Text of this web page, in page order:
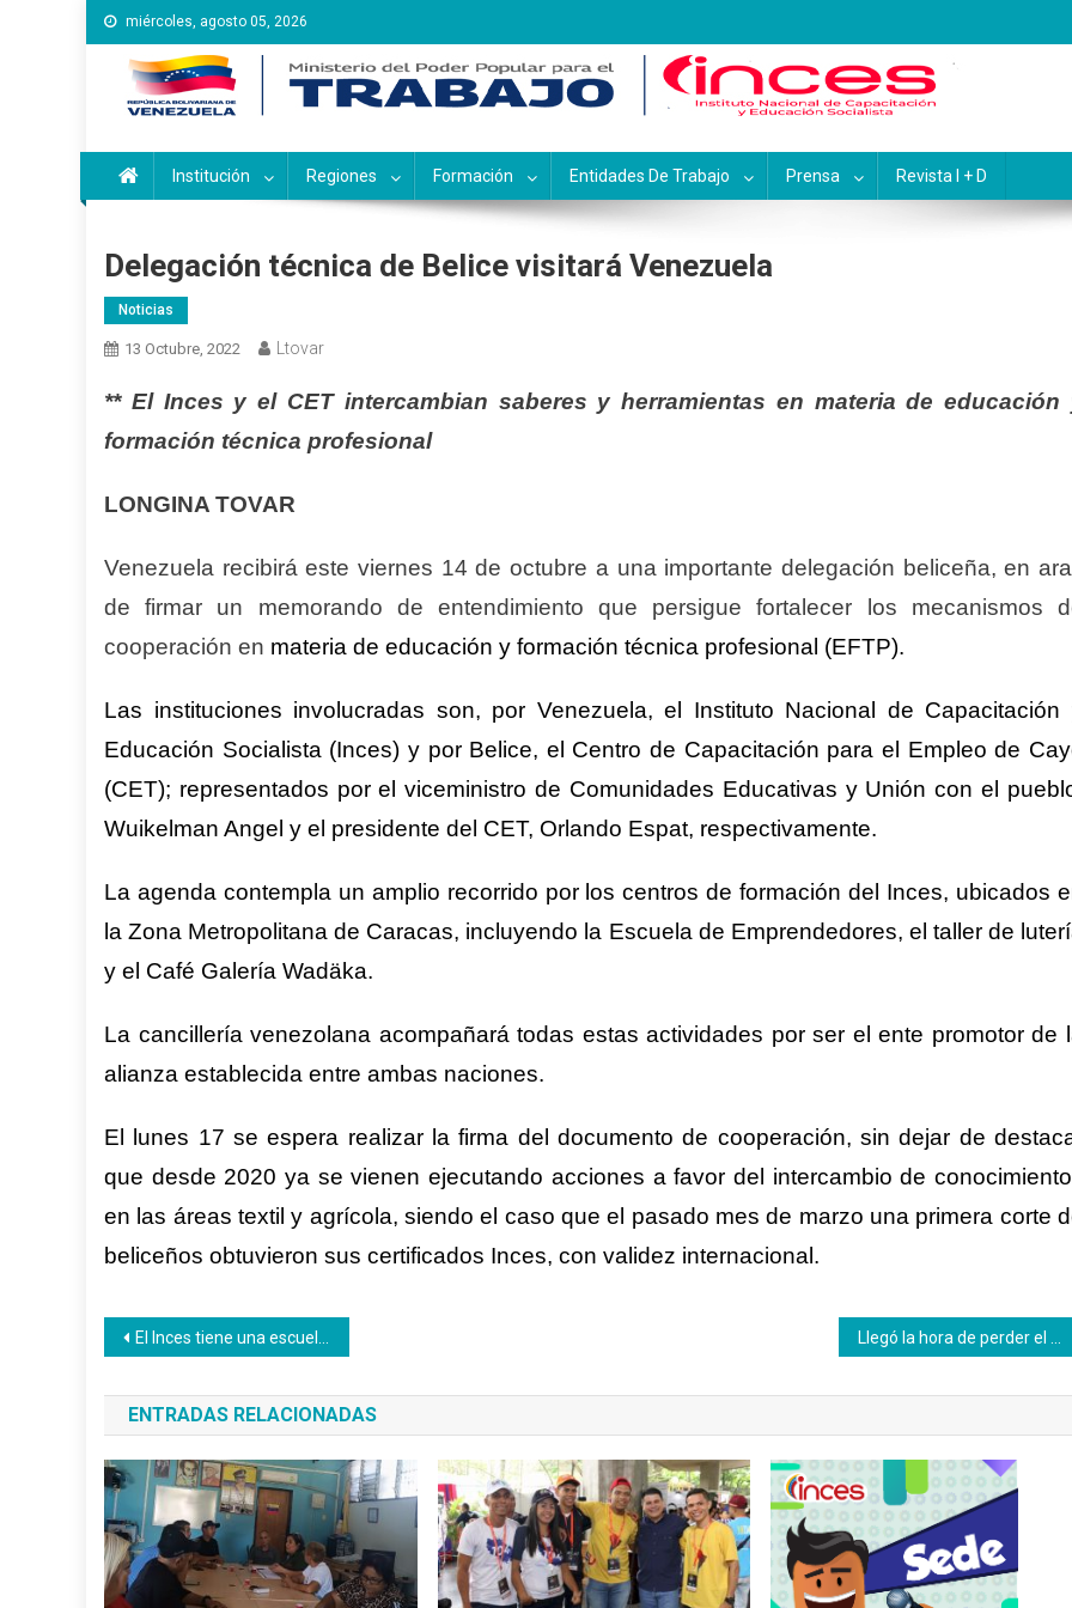
Saltar
al
contenido
miércoles, agosto 05, 2026
Instituto Nacional de Capacitación y Educación
Inces
Institución Regiones Formación Entidades De Trabajo Prensa Revista I + D
Delegación técnica de Belice visitará Venezuela
Noticias
13 Octubre, 2022 Ltovar
** El Inces y el CET intercambian saberes y herramientas en materia de educación
formación técnica profesional
LONGINA TOVAR
Venezuela recibirá este viernes 14 de octubre a una importante delegación beliceña, en
de firmar un memorando de entendimiento que persigue fortalecer los mecanismos
cooperación en materia de educación y formación técnica profesional (EFTP).
Las instituciones involucradas son, por Venezuela, el Instituto Nacional de Capacitación
Educación Socialista (Inces) y por Belice, el Centro de Capacitación para el Empleo de
(CET); representados por el viceministro de Comunidades Educativas y Unión con el
Wuikelman Angel y el presidente del CET, Orlando Espat, respectivamente.
La agenda contempla un amplio recorrido por los centros de formación del Inces, ubicados
la Zona Metropolitana de Caracas, incluyendo la Escuela de Emprendedores, el taller de
y el Café Galería Wadäka.
La cancillería venezolana acompañará todas estasactividades por ser elente promotor de
alianza establecida entre ambas naciones.
El lunes 17 se espera realizar la firma del documento de cooperación, sin dejar de
que desde 2020 ya se vienen ejecutando acciones a favor del intercambio de
en las áreas textil y agrícola, siendo el caso que el pasado mes de marzo una primera corte
beliceños obtuvieron sus certificados Inces, con validez internacional.
Navegación
de
entradas
El Inces tiene una escuela de formación para emprendedores
ENTRADAS RELACIONADAS